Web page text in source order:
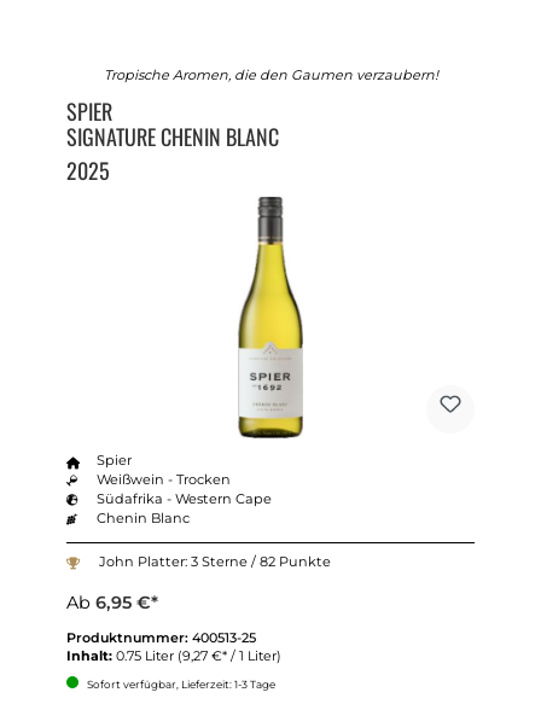
Tropische Aromen, die den Gaumen verzaubern!
SPIER
SIGNATURE CHENIN BLANC
2025
Spier
Weißwein - Trocken
Südafrika - Western Cape
Chenin Blanc
John Platter: 3 Sterne / 82 Punkte
Ab 6,95 €*
Produktnummer: 400513-25
Inhalt: 0.75 Liter (9,27 €* / 1 Liter)
Sofort verfügbar, Lieferzeit: 1-3 Tage